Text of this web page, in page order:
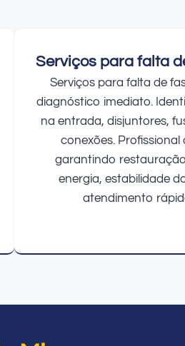
Serviços para falta
Serviços para falta de
diagnóstico imediato.
na entrada, disjuntores,
conexões. Profissional
garantindo
energia, estabilidade
atendimento